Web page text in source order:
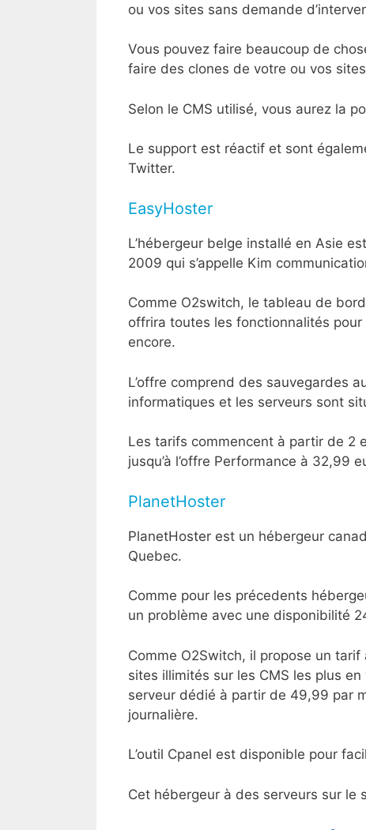
ou vos sites sans demande
Vous pouvez faire beaucoup de
faire des clones de votre ou vos
Selon le CMS utilisé, vous aurez la
Le support est réactif et sont
Twitter.
EasyHoster
L’hébergeur belge installé en Asie
2009 qui s’appelle Kim
Comme O2switch, le tableau de
offrira toutes les fonctionnalités
encore.
L’offre comprend des sauvegardes
informatiques et les serveurs sont
Les tarifs commencent à partir de 2
jusqu’à l’offre Performance à 32,99
PlanetHoster
PlanetHoster est un hébergeur
Quebec.
Comme pour les précedents
un problème avec une disponibilité
Comme O2Switch, il propose un
sites illimités sur les CMS les plus
serveur dédié à partir de 49,99 par
journalière.
L’outil Cpanel est disponible pour
Cet hébergeur à des serveurs sur le